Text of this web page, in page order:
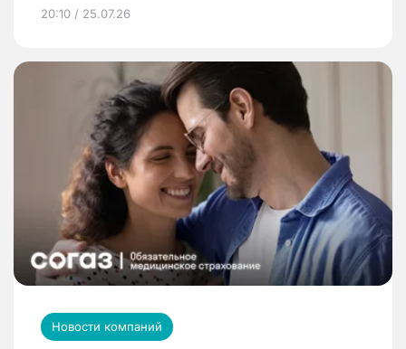
20:10 / 25.07.26
Новости компаний